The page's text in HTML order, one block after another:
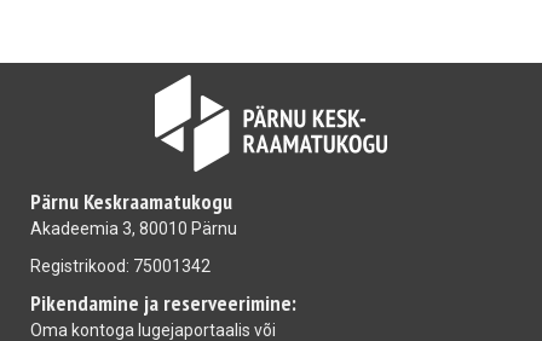
Pärnu Keskraamatukogu
Akadeemia 3, 80010 Pärnu
Registrikood: 75001342
Pikendamine ja reserveerimine:
Oma kontoga lugejaportaalis või